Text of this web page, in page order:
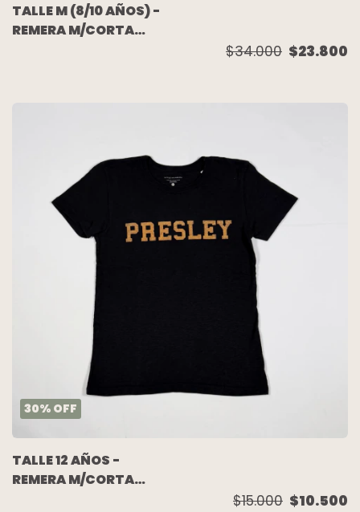
TALLE M (8/10 AÑOS) -
REMERA M/CORTA
$34.000 $23.800
30% OFF
TALLE 12 AÑOS -
REMERA M/CORTA
$15.000 $10.500